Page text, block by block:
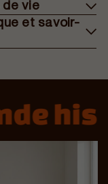
de vie
et savoir-